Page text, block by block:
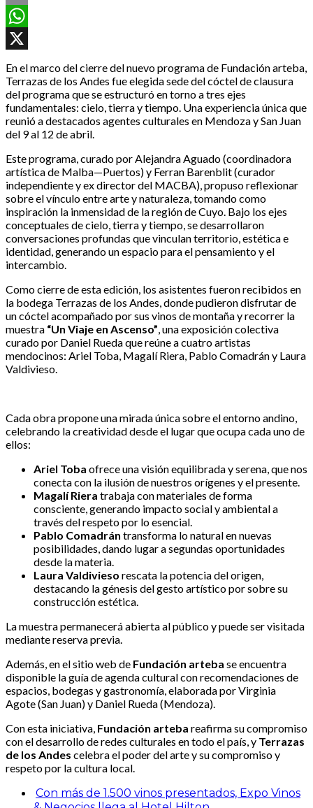
Email
WhatsApp
En el marco del cierre del nuevo programa de Fundación arteba,
Terrazas de los Andes fue elegida sede del cóctel de clausura
del programa que se estructuró en torno a tres ejes
fundamentales: cielo, tierra y tiempo. Una experiencia única que
reunió a destacados agentes culturales en Mendoza y San Juan
del 9 al 12 de abril.
Este programa, curado por Alejandra Aguado (coordinadora
artística de Malba—Puertos) y Ferran Barenblit (curador
independiente y ex director del MACBA), propuso reflexionar
sobre el vínculo entre arte y naturaleza, tomando como
inspiración la inmensidad de la región de Cuyo. Bajo los ejes
conceptuales de cielo, tierra y tiempo, se desarrollaron
conversaciones profundas que vinculan territorio, estética e
identidad, generando un espacio para el pensamiento y el
intercambio.
Como cierre de esta edición, los asistentes fueron recibidos en
la bodega Terrazas de los Andes, donde pudieron disfrutar de
un cóctel acompañado por sus vinos de montaña y recorrer la
muestra “Un Viaje en Ascenso”, una exposición colectiva
curado por Daniel Rueda que reúne a cuatro artistas
mendocinos: Ariel Toba, Magalí Riera, Pablo Comadrán y Laura
Valdivieso.
Cada obra propone una mirada única sobre el entorno andino,
celebrando la creatividad desde el lugar que ocupa cada uno de
ellos:
Ariel Toba ofrece una visión equilibrada y serena, que nos
conecta con la ilusión de nuestros orígenes y el presente.
Magalí Riera trabaja con materiales de forma
consciente, generando impacto social y ambiental a
través del respeto por lo esencial.
Pablo Comadrán transforma lo natural en nuevas
posibilidades, dando lugar a segundas oportunidades
desde la materia.
Laura Valdivieso rescata la potencia del origen,
destacando la génesis del gesto artístico por sobre su
construcción estética.
La muestra permanecerá abierta al público y puede ser visitada
mediante reserva previa.
Además, en el sitio web de Fundación arteba se encuentra
disponible la guía de agenda cultural con recomendaciones de
espacios, bodegas y gastronomía, elaborada por Virginia
Agote (San Juan) y Daniel Rueda (Mendoza).
Con esta iniciativa, Fundación arteba reafirma su compromiso
con el desarrollo de redes culturales en todo el país, y Terrazas
de los Andes celebra el poder del arte y su compromiso y
respeto por la cultura local.
Con más de 1.500 vinos presentados, Expo Vinos